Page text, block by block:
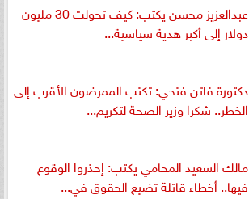
عبدالعزيز محسن يكتب: كيف تحولت 30 مليون
دولار إلى أكبر هدية سياسية...
دكتورة فاتن فتحي: تكتب الممرضون الأقرب إلى
الخطر.. شكرا وزير الصحة لتكريم...
مالك السعيد المحامي يكتب: إحذروا الوقوع
فيها.. أخطاء قاتلة تضيع الحقوق في...